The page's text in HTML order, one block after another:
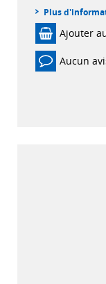
Plus
Ajouter
Aucun